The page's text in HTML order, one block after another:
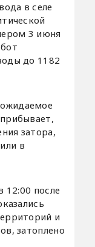
в селе
3 июня
до 1182
затора,
в
12:00 после
и
затоплено